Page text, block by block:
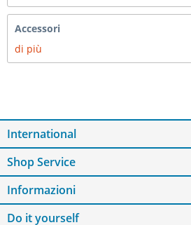
Accessori
di più
International
Shop Service
Informazioni
Do it yourself